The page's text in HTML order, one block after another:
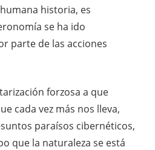
historia, es
se ha ido
parte de las acciones
forzosa a que
cada vez más nos lleva,
paraísos cibernéticos,
que la naturaleza se está